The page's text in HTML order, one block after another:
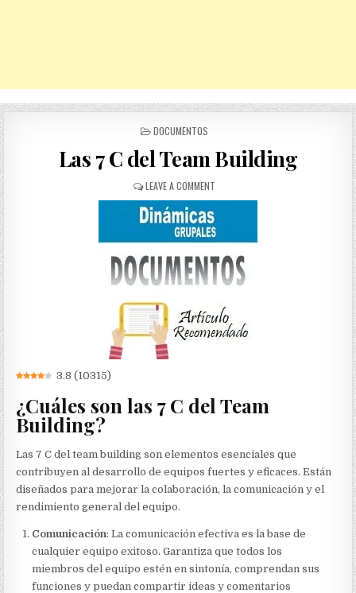
POSTED
DOCUMENTOS
Las 7 C del Team Building
LEAVE A COMMENTON
LAS
7
C
DEL
TEAM
BUILDING
3.8 (10315)
¿Cuáles son las 7 C del Team
Building?
Las 7 C del team building son elementos esenciales que
contribuyen al desarrollo de equipos fuertes y eficaces. Están
diseñados para mejorar la colaboración, la comunicación y el
rendimiento general del equipo.
Comunicación: La comunicación efectiva es la base de
cualquier equipo exitoso. Garantiza que todos los
miembros del equipo estén en sintonía, comprendan sus
funciones y puedan compartir ideas y comentarios